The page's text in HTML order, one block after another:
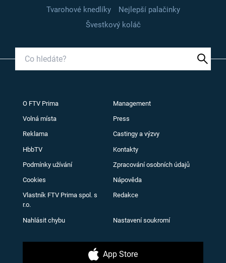
Tvarohové knedlíky
Nejlepší palačinky
Švestkový koláč
O FTV Prima Management
Volná místa Press
Reklama Castingy a výzvy
HbbTV Kontakty
Podmínky užívání Zpracování osobních údajů
Cookies Nápověda
Vlastník FTV Prima spol. s
r.o.
Redakce
Nahlásit chybu Nastavení soukromí
App Store